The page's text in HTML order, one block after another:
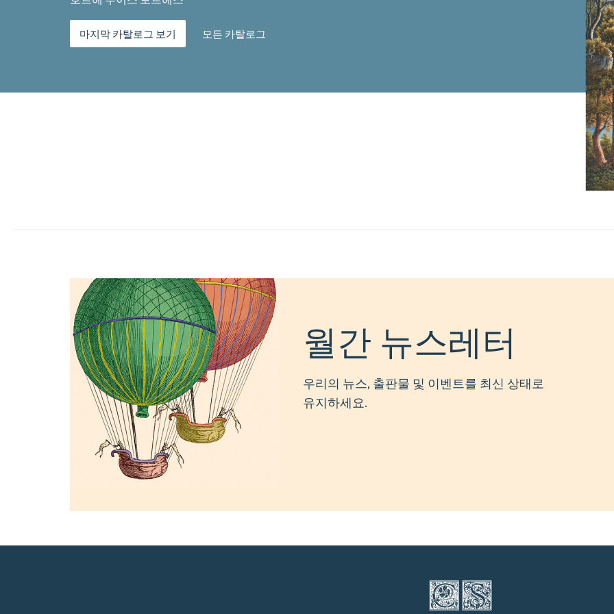
마지막 카탈로그 보기 모든 카탈로그
월간 뉴스레터
우리의 뉴스, 출판물 및 이벤트를 최신 상태로
유지하세요.